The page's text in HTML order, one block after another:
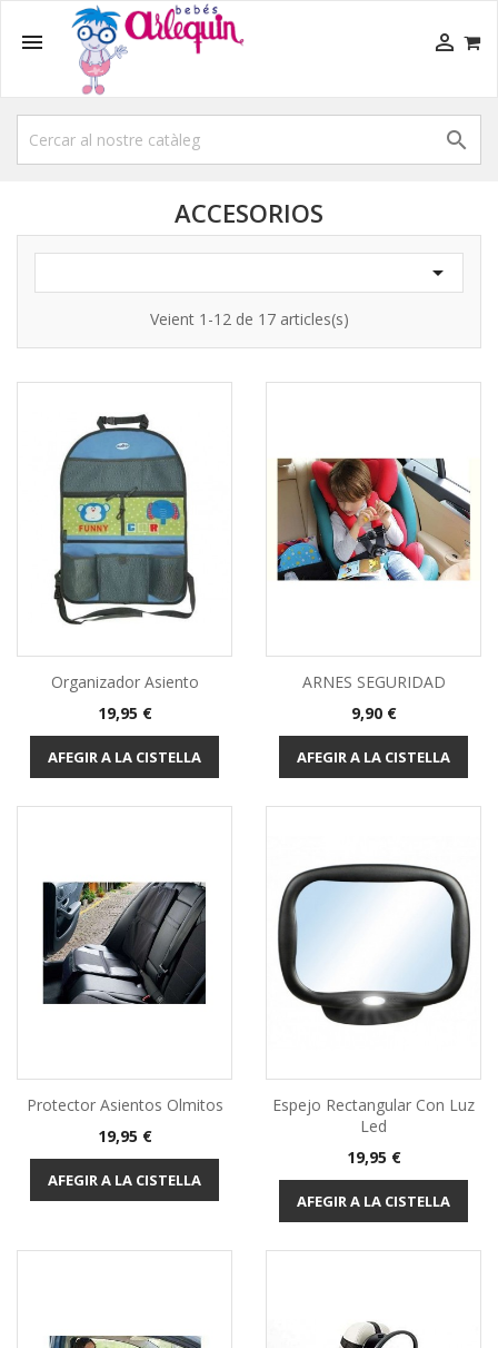
 

ACCESORIOS

Veient 1-12 de 17 articles(s)
Organizador Asiento
Preu
19,95 €
AFEGIR A LA CISTELLA
ARNES SEGURIDAD
Preu
9,90 €
AFEGIR A LA CISTELLA
Protector Asientos Olmitos
Preu
19,95 €
AFEGIR A LA CISTELLA
Espejo Rectangular Con Luz
Led
Preu
19,95 €
AFEGIR A LA CISTELLA